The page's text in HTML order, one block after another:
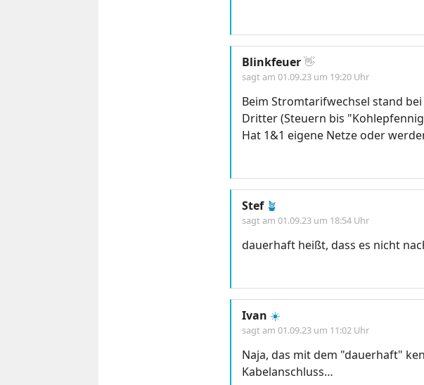
Blinkfeuer👋
sagt am 01.09.23 um 19:20 Uhr
Beim Stromtarifwechsel stand
Dritter (Steuern bis
Hat 1&1 eigene Netze oder
Stef 🪴
sagt am 01.09.23 um 18:54 Uhr
dauerhaft heißt, dass es nicht
Ivan ☀️
sagt am 01.09.23 um 11:02 Uhr
Naja, das mit dem "dauerhaft"
Kabelanschluss…